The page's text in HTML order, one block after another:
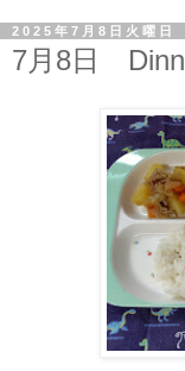
2025年7月8日火曜日
7月8日